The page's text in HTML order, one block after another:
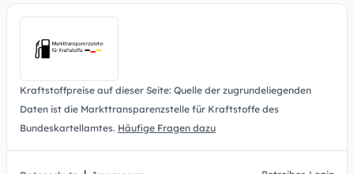
Kraftstoffpreise auf dieser Seite: Quelle der zugrundeliegenden
Daten ist die Markttransparenzstelle für Kraftstoffe des
Bundeskartellamtes. Häufige Fragen dazu